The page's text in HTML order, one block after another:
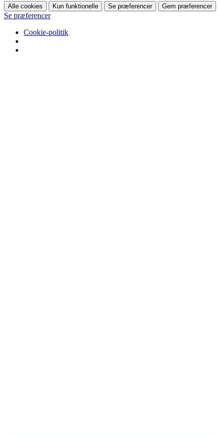
Alle cookies Kun funktionelle Se præferencer Gem præferencer
Se præferencer
Cookie-politik